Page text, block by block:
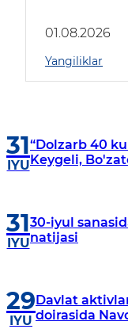
borildi
01.08.2026
Yangiliklar
31
IYU
“Dolzarb 40
Keygeli,
31
IYU
30-iyul
natijasi
29
IYU
Davlat
doirasida